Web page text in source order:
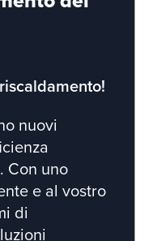
nuovi
Con uno
e al vostro
di